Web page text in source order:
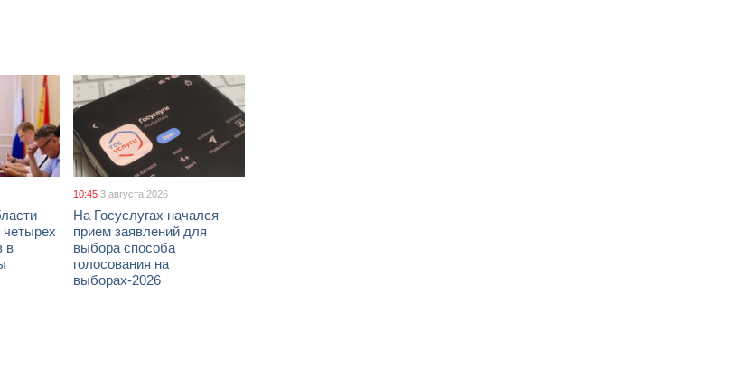
четырех
в
10:45 3 августа 2026
На Госуслугах начался
прием заявлений для
выбора способа
голосования на
выборах-2026